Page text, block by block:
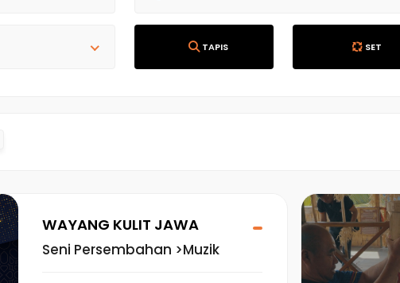
TAPIS SET
WAYANG KULIT JAWA
Seni Persembahan >Muzik